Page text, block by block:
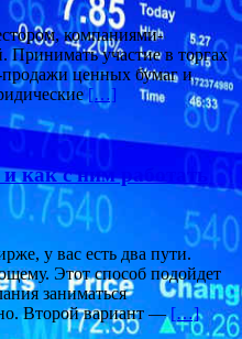
компаниями-
участие в торгах
ценных бумаг и
[…]
как с ним работать
у вас есть два пути.
Этот способ подойдет
заниматься
Второй вариант —[…]